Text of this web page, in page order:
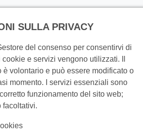
principale
per il
della
Falling Film
SULLA PRIVACY
del consenso per consentirvi di
e servizi vengono utilizzati. Il
è volontario e può essere modificato o
momento. I servizi essenziali sono
funzionamento del sito web;
facoltativi.